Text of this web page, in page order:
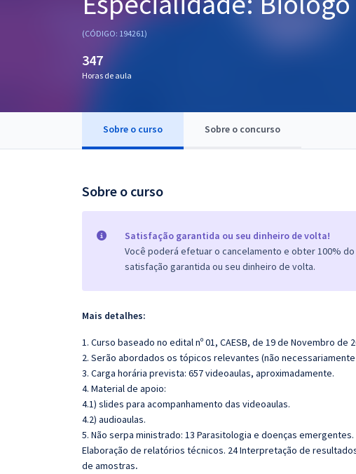
Questões grátis
(CÓDIGO: 194261)
347
Horas de aula
Sobre o curso Sobre o concurso
Sobre o curso
Satisfação garantida ou seu dinheiro de volta!
Você poderá efetuar o cancelamento e obter 100%
satisfação garantida ou seu dinheiro de volta.
Mais detalhes:
1. Curso baseado no edital nº 01, CAESB, de 19 de Novembro de
2. Serão abordados os tópicos relevantes (não
3. Carga horária prevista: 657 videoaulas, aproximadamente.
4. Material de apoio:
4.1) slides para acompanhamento das videoaulas.
4.2) audioaulas.
5. Não serpa ministrado: 13 Parasitologia e doenças
Elaboração de relatórios técnicos. 24 Interpretação de
de amostras.